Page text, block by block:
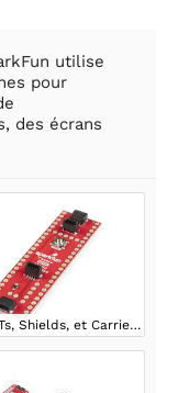
utilise
pour
des écrans
Qwiic HATs, Shields, et Carrier Boards